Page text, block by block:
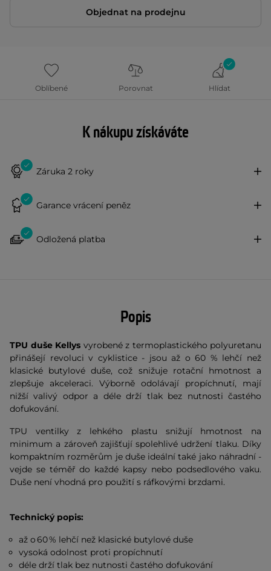
Objednat na prodejnu
Oblíbené Porovnat Hlídat
K nákupu získáváte
Záruka 2 roky
Garance vrácení peněz
Odložená platba
Popis
TPU duše Kellys vyrobené z termoplastického polyuretanu
přinášejí revoluci v cyklistice - jsou až o 60 % lehčí než
klasické butylové duše, což snižuje rotační hmotnost a
zlepšuje akceleraci. Výborně odolávají propíchnutí, mají
nižší valivý odpor a déle drží tlak bez nutnosti častého
dofukování.
TPU ventilky z lehkého plastu snižují hmotnost na
minimum a zároveň zajišťují spolehlivé udržení tlaku. Díky
kompaktním rozměrům je duše ideální také jako náhradní -
vejde se téměř do každé kapsy nebo podsedlového vaku.
Duše není vhodná pro použití s ráfkovými brzdami.
Technický popis:
až o 60 % lehčí než klasické butylové duše
vysoká odolnost proti propíchnutí
déle drží tlak bez nutnosti častého dofukování